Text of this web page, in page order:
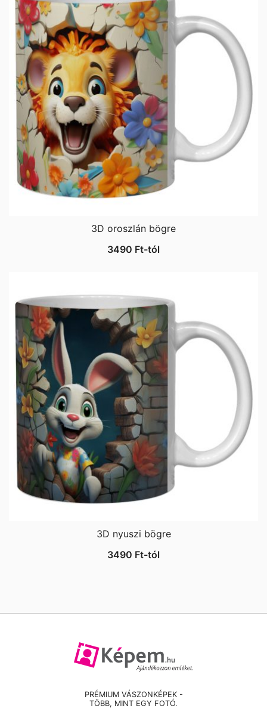
3D oroszlán bögre
3490 Ft-tól
3D nyuszi bögre
3490 Ft-tól
PRÉMIUM VÁSZONKÉPEK -
TÖBB, MINT EGY FOTÓ.